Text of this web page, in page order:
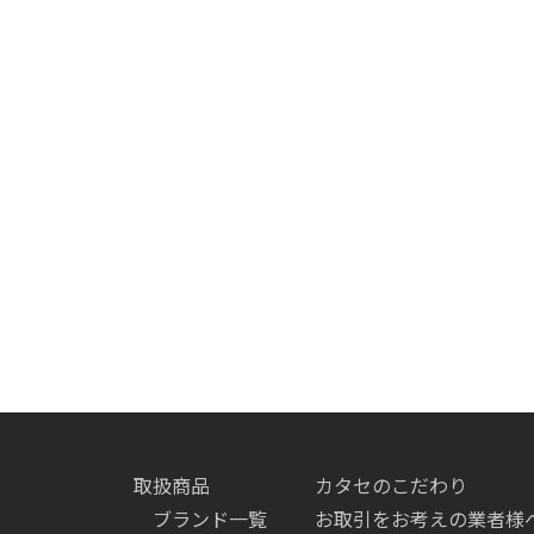
取扱商品
ブランド一覧
カタセのこだわり
お取引をお考えの業者様